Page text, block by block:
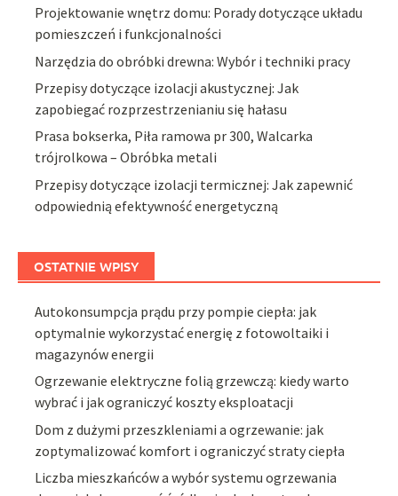
Projektowanie wnętrz domu: Porady dotyczące układu
pomieszczeń i funkcjonalności
Narzędzia do obróbki drewna: Wybór i techniki pracy
Przepisy dotyczące izolacji akustycznej: Jak
zapobiegać rozprzestrzenianiu się hałasu
Prasa bokserka, Piła ramowa pr 300, Walcarka
trójrolkowa – Obróbka metali
Przepisy dotyczące izolacji termicznej: Jak zapewnić
odpowiednią efektywność energetyczną
OSTATNIE WPISY
Autokonsumpcja prądu przy pompie ciepła: jak
optymalnie wykorzystać energię z fotowoltaiki i
magazynów energii
Ogrzewanie elektryczne folią grzewczą: kiedy warto
wybrać i jak ograniczyć koszty eksploatacji
Dom z dużymi przeszkleniami a ogrzewanie: jak
zoptymalizować komfort i ograniczyć straty ciepła
Liczba mieszkańców a wybór systemu ogrzewania